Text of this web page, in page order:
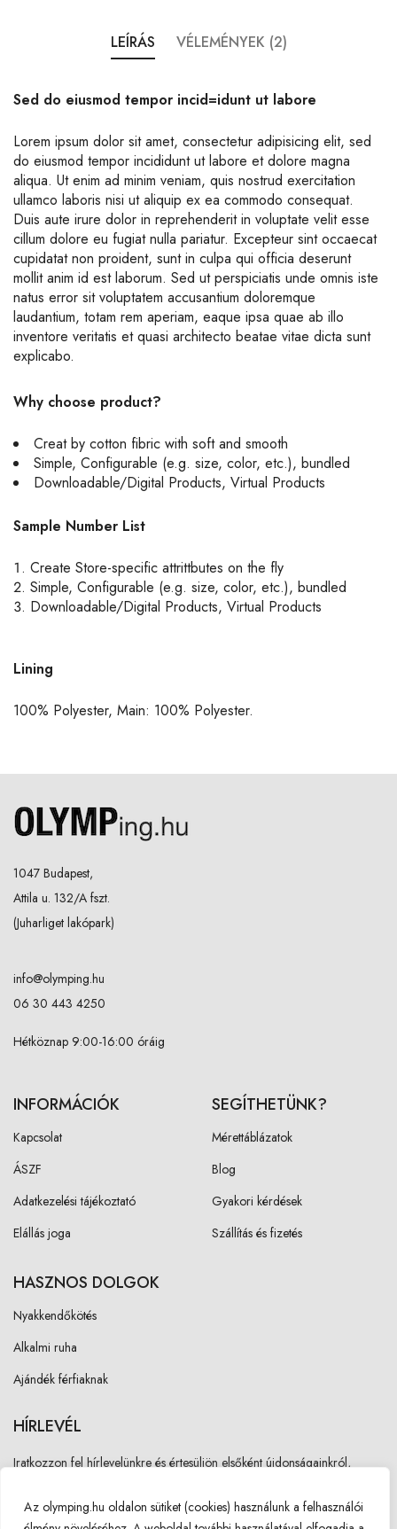
Az olymping.hu oldalon sütiket (cookies) használunk a felhasználói
LEÍRÁS VÉLEMÉNYEK (2)
Sed do eiusmod tempor incid=idunt ut labore
Lorem ipsum dolor sit amet, consectetur adipisicing elit, sed
do eiusmod tempor incididunt ut labore et dolore magna
aliqua. Ut enim ad minim veniam, quis nostrud exercitation
ullamco laboris nisi ut aliquip ex ea commodo consequat.
Duis aute irure dolor in reprehenderit in voluptate velit esse
cillum dolore eu fugiat nulla pariatur. Excepteur sint occaecat
cupidatat non proident, sunt in culpa qui officia deserunt
mollit anim id est laborum. Sed ut perspiciatis unde omnis iste
natus error sit voluptatem accusantium doloremque
laudantium, totam rem aperiam, eaque ipsa quae ab illo
inventore veritatis et quasi architecto beatae vitae dicta sunt
explicabo.
Why choose product?
Creat by cotton fibric with soft and smooth
Simple, Configurable (e.g. size, color, etc.), bundled
Downloadable/Digital Products, Virtual Products
Sample Number List
Create Store-specific attrittbutes on the fly
Simple, Configurable (e.g. size, color, etc.), bundled
Downloadable/Digital Products, Virtual Products
Lining
100% Polyester, Main: 100% Polyester.
1047 Budapest,
Attila u. 132/A fszt.
(Juharliget lakópark)
info@olymping.hu
06 30 443 4250
Hétköznap 9:00-16:00 óráig
INFORMÁCIÓK
Kapcsolat
ÁSZF
Adatkezelési tájékoztató
Elállás joga
SEGÍTHETÜNK?
Mérettáblázatok
Blog
Gyakori kérdések
Szállítás és fizetés
HASZNOS DOLGOK
Nyakkendőkötés
Alkalmi ruha
Ajándék férfiaknak
HÍRLEVÉL
Iratkozzon fel hírlevelünkre és értesüljön elsőként újdonságainkról,